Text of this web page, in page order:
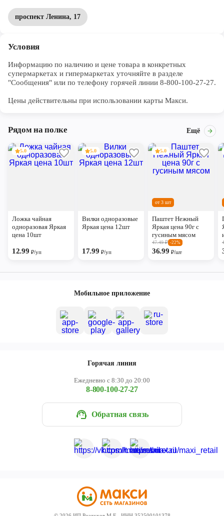
проспект Ленина, 17
Условия
Информацию по наличию и цене товара в конкретных
супермаркетах и гипермаркетах уточняйте в разделе
"Сообщения" или по телефону горячей линии 8-800-100-27-27.
Цены действительны при использовании карты Макси.
Рядом на полке Ещё
5.0
Ложка чайная
одноразовая Яркая
цена 10шт
12.99₽/уп
5.0
Вилки одноразовые
Яркая цена 12шт
17.99₽/уп
от 3 шт
5.0
Паштет Нежный
Яркая цена 90г с
гусиным мясом
47.49₽ -22%
36.99₽/шт
Мобильное приложение
Горячая линия
Ежедневно с 8:30 до 20:00
8-800-100-27-27
Обратная связь